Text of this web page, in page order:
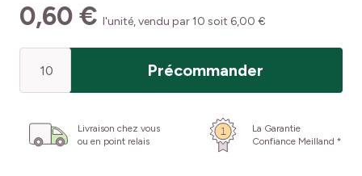
0,60 € l'unité, vendu par 10 soit 6,00 €
Précommander
Livraison chez vous
ou en point relais
La Garantie
Confiance Meilland *